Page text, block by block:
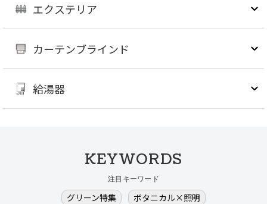
エクステリア
カーテンブラインド
給湯器
KEYWORDS
注目キーワード
グリーン特集
ボタニカル×照明